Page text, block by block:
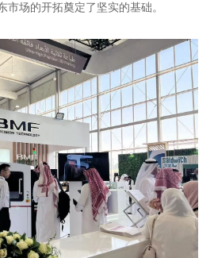
市场的开拓奠定了坚实的基础。